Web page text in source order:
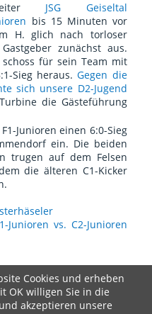
Cookies und erheben
OK willigen Sie in die
akzeptieren unsere
JSG Geiseltal
bis 15 Minuten vor
H. glich nach torloser
zunächst aus.
schoss für sein Team mit
Sieg heraus.Gegen die
sich unsere D2-Jugend
die Gästeführung
Junioren einen 6:0-Sieg
ein. Die beiden
trugen auf dem Felsen
die älteren C1-Kicker
Junioren vs. C2-Junioren
e.V.